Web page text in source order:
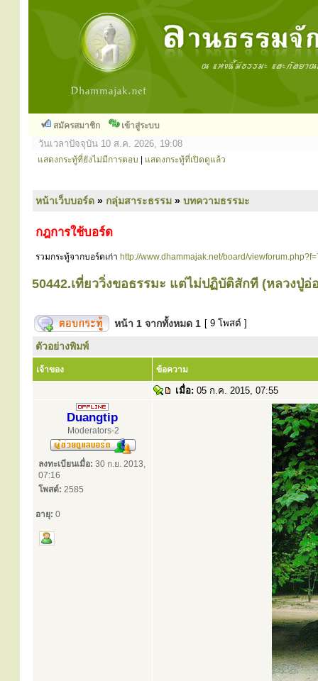
สมัครสมาชิก เข้าสู่ระบบ
วันเวลาปัจจุบัน 10 ส.ค. 2026, 19:08
แสดงกระทู้ที่ยังไม่มีการตอบ แสดงกระทู้ที่เปิดดูแล้ว
หน้าเว็บบอร์ด » กลุ่มสาระธรรม » บทความธรรมะ
กฎการใช้บอร์ด
รวมกระทู้จากบอร์ดเก่า http://www.dhammajak.net/board/
50442.เที่ยววิ่งขอธรรมะ แต่ไม่ปฏิบัติสักที (หลวงปู่อ่
หน้า 1 จากทั้งหมด 1 [ 9 โพสต์ ]
ตัวอย่างพิมพ์
เจ้าของ ข้อความ
เมื่อ: 05 ก.ค. 2015, 07:55
Duangtip
Moderators-2
ลงทะเบียนเมื่อ: 30 ก.ย. 2013,
07:16
โพสต์: 2585
อายุ: 0